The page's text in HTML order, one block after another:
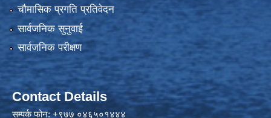
चौमासिक प्रगति प्रतिवेदन
सार्वजनिक सुनुवाई
सार्वजनिक परीक्षण
Contact Details
सम्पर्क फोन: +९७७ ०४६५०१४४४